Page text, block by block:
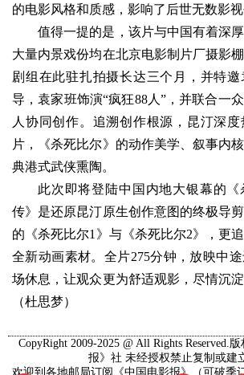
的电影风格和质感，影响了后世无数影视
值得一提的是，该片与中国有着深
大量内景戏份均在北京电影制片厂摄影
剧组在此驻扎拍摄长达三个月，并特
导，袁家班饰演“疯狂88人”，并联合一
人协同创作。追溯创作根源，昆汀深
片，《杀死比尔》的动作美学、叙事内
典港式武侠熏陶。
此次即将登陆中国内地大银幕的
传》是还原昆汀原生创作意图的终极导
的《杀死比尔1》与《杀死比尔2》，更
全新动画素材。全片275分钟，放映中
场休息，让观众更为舒适观影，尽情沉
（杜思梦）
CopyRight 2009-2025 @ All Rights Reserved.
报》社 未经授权禁止复制或建
欢迎到各地邮局订阅《中国电影报》（可破季